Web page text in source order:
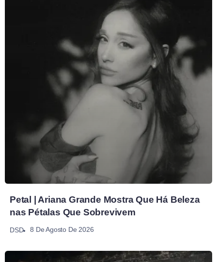
Petal | Ariana Grande Mostra Que Há Beleza
nas Pétalas Que Sobrevivem
DSD 8 De Agosto De 2026